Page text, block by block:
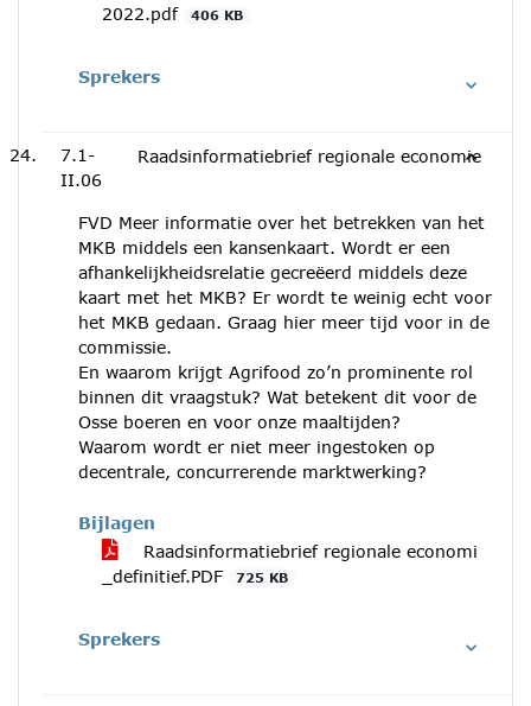
2022.pdf 406 KB
Sprekers
7.1-
II.06
Raadsinformatiebrief regionale economie
FVD Meer informatie over het betrekken van het
MKB middels een kansenkaart. Wordt er een
afhankelijkheidsrelatie gecreëerd middels deze
kaart met het MKB? Er wordt te weinig echt voor
het MKB gedaan. Graag hier meer tijd voor in de
commissie.
En waarom krijgt Agrifood zo’n prominente rol
binnen dit vraagstuk? Wat betekent dit voor de
Osse boeren en voor onze maaltijden?
Waarom wordt er niet meer ingestoken op
decentrale, concurrerende marktwerking?
Bijlagen
Raadsinformatiebrief regionale economi
_definitief.PDF
725 KB
Sprekers